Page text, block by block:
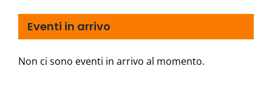
Eventi in arrivo
Non ci sono eventi in arrivo al momento.